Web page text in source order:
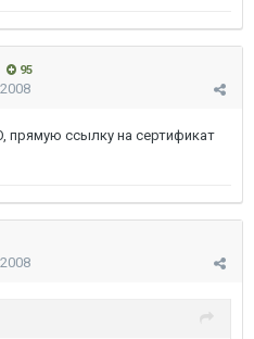
95
прямую ссылку на сертификат